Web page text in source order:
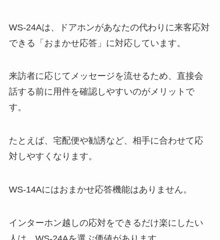
WS-24Aは、ドアホンがあなたの代わりに来客応対
できる「おまかせ応答」に対応しています。
来訪者に応じてメッセージを流せるため、直接会
話する前に用件を確認しやすいのがメリットで
す。
たとえば、宅配便や勧誘など、相手に合わせて応
対しやすくなります。
WS-14Aにはおまかせ応答機能はありません。
インターホン越しの応対をできるだけ楽にしたい